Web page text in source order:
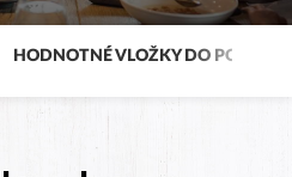
HODNOTNÉ VLOŽKY DO POLÉVKY